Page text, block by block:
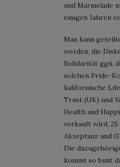
und Marmelade
einigen Jahren
Man kann
werden, die
Solidarität ggü.
solchen Pride-
kalifornische
Trust (UK) und
Health and
verkauft wird,
Akzeptanz und
Die
kommt so bunt